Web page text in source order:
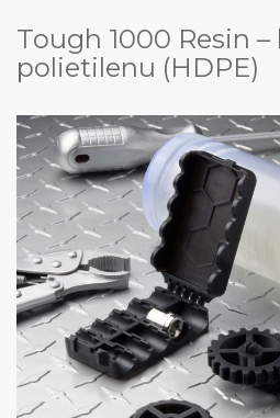
Tough 1000 Resin
polietilenu (HDPE)